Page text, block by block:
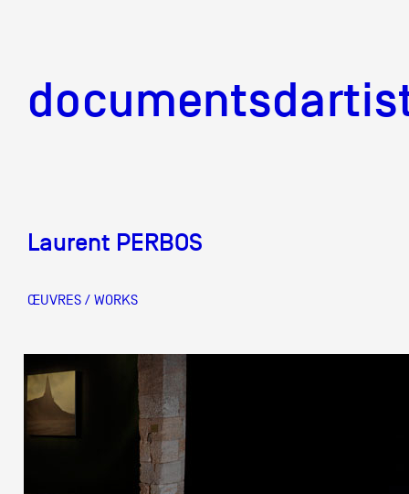
Équipe
Partenaires
Laurent PERBOS
ŒUVRES / WORKS